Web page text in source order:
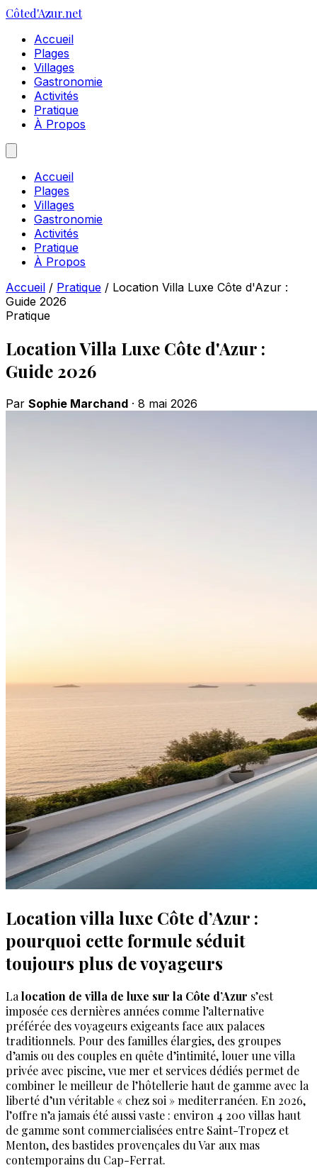
Côted'Azur.net
Accueil
Plages
Villages
Gastronomie
Activités
Pratique
À Propos
Accueil
Plages
Villages
Gastronomie
Activités
Pratique
À Propos
Accueil / Pratique / Location Villa Luxe Côte d'Azur :
Guide 2026
Pratique
Location Villa Luxe Côte d'Azur :
Guide 2026
Par Sophie Marchand · 8 mai 2026
Location villa luxe Côte d’Azur :
pourquoi cette formule séduit
toujours plus de voyageurs
La location de villa de luxe sur la Côte d’Azur s’est
imposée ces dernières années comme l’alternative
préférée des voyageurs exigeants face aux palaces
traditionnels. Pour des familles élargies, des groupes
d’amis ou des couples en quête d’intimité, louer une villa
privée avec piscine, vue mer et services dédiés permet de
combiner le meilleur de l’hôtellerie haut de gamme avec la
liberté d’un véritable « chez soi » mediterranéen. En 2026,
l’offre n’a jamais été aussi vaste : environ 4 200 villas haut
de gamme sont commercialisées entre Saint-Tropez et
Menton, des bastides provençales du Var aux mas
contemporains du Cap-Ferrat.